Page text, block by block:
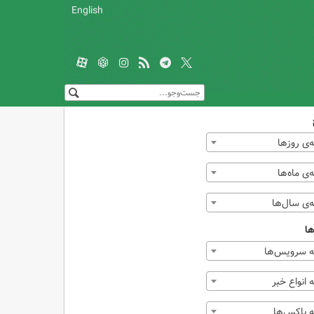
English
روزها
ماه‌ها
سال‌ها
سرویس‌ها
انواع خبر